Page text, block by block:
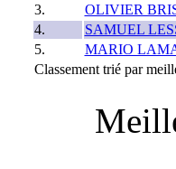
3.
OLIVIER
4.
SAMUEL
5.
MARIO
Classement trié par